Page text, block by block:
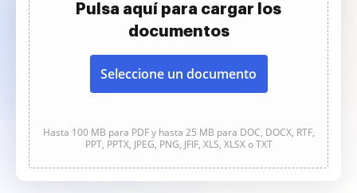
Pulsa aquí para cargar los
documentos
Seleccione un documento
Hasta 100 MB para PDF y hasta 25 MB para DOC, DOCX, RTF,
PPT, PPTX, JPEG, PNG, JFIF, XLS, XLSX o TXT